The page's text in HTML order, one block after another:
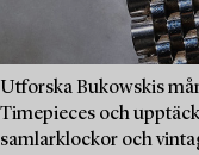
Utforska Bukowskis
Timepieces och
samlarklockor och